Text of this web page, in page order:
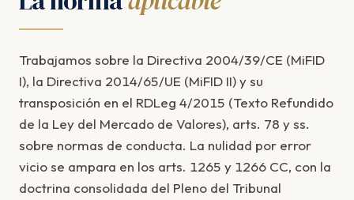
Trabajamos sobre la Directiva 2004/39/CE (MiFID
I), la Directiva 2014/65/UE (MiFID II) y su
transposición en el RDLeg 4/2015 (Texto Refundido
de la Ley del Mercado de Valores), arts. 78 y ss.
sobre normas de conducta. La nulidad por error
vicio se ampara en los arts. 1265 y 1266 CC, con la
doctrina consolidada del Pleno del Tribunal